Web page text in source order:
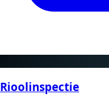
Rioolinspectie